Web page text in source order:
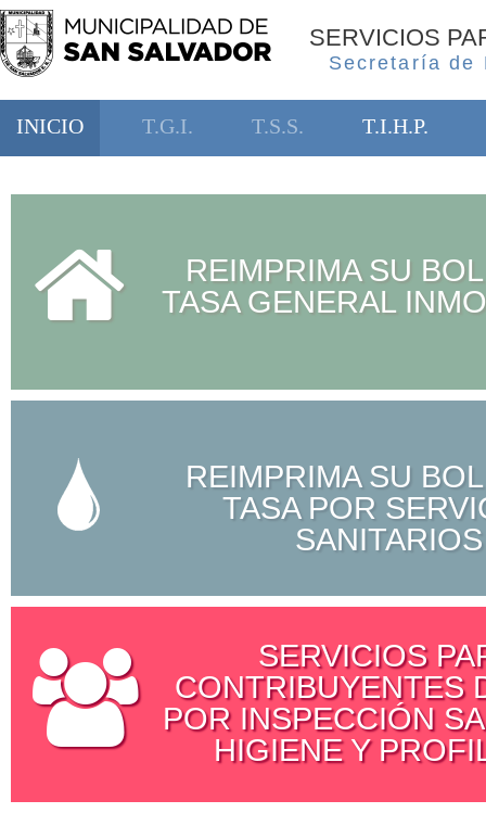
SERVICIOS
Secretaría de
INICIO T.G.I. T.S.S. T.I.H.P.
REIMPRIMA SU
TASA GENERAL
REIMPRIMA SU
TASA POR
SANITARIOS
SERVICIOS
CONTRIBUYENTES
POR INSPECCIÓN
HIGIENE Y